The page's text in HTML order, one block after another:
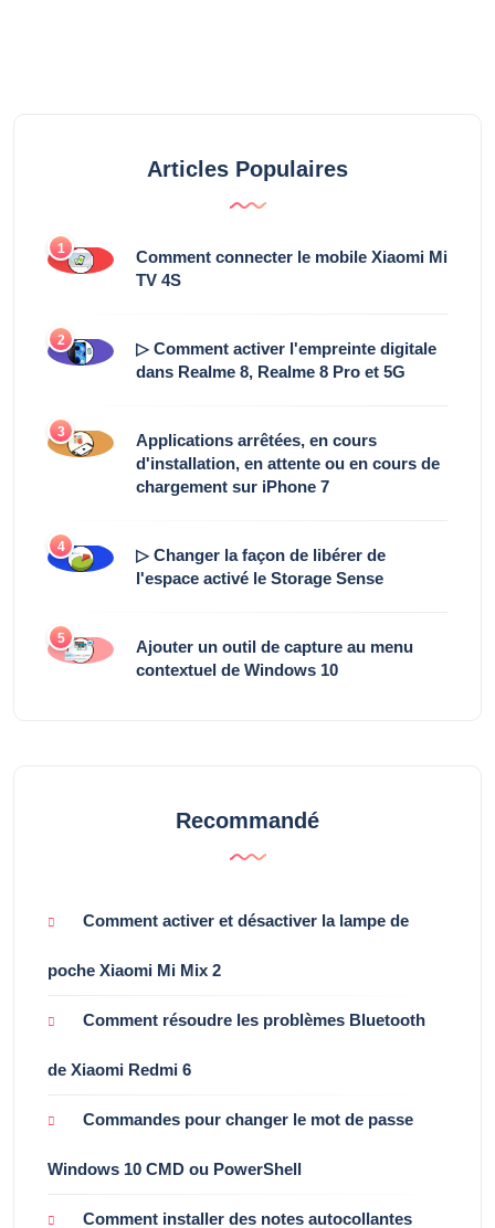
Articles Populaires
1
Comment connecter le mobile Xiaomi Mi
TV 4S
2
▷ Comment activer l'empreinte digitale
dans Realme 8, Realme 8 Pro et 5G
3
Applications arrêtées, en cours
d'installation, en attente ou en cours de
chargement sur iPhone 7
4
▷ Changer la façon de libérer de
l'espace activé le Storage Sense
5
Ajouter un outil de capture au menu
contextuel de Windows 10
Recommandé
Comment activer et désactiver la lampe de
poche Xiaomi Mi Mix 2
Comment résoudre les problèmes Bluetooth
de Xiaomi Redmi 6
Commandes pour changer le mot de passe
Windows 10 CMD ou PowerShell
Comment installer des notes autocollantes